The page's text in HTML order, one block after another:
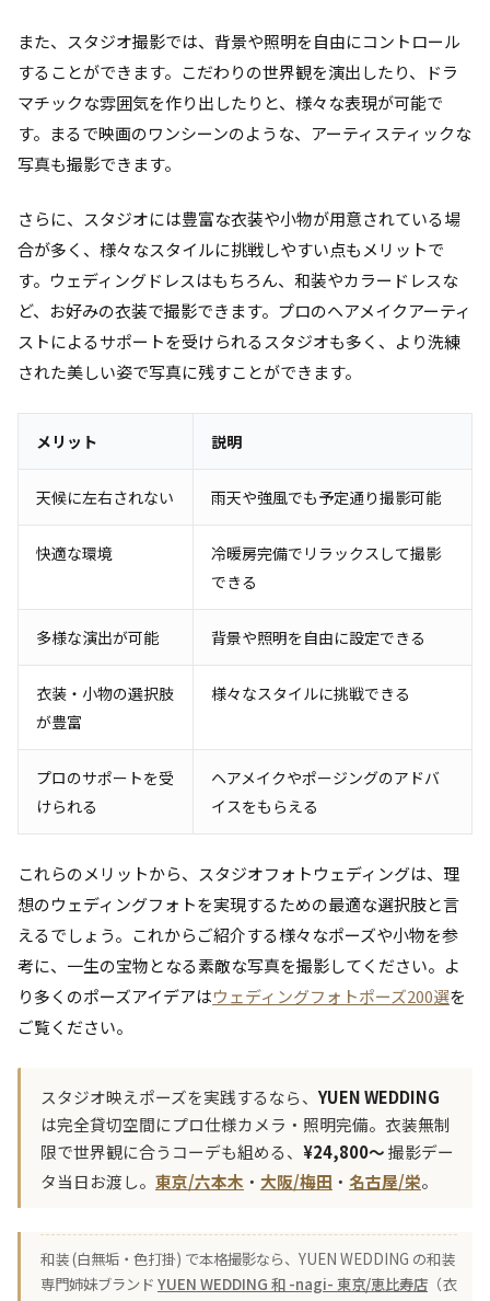
また、スタジオ撮影では、背景や照明を自由にコントロール
することができます。こだわりの世界観を演出したり、ドラ
マチックな雰囲気を作り出したりと、様々な表現が可能で
す。まるで映画のワンシーンのような、アーティスティックな
写真も撮影できます。
さらに、スタジオには豊富な衣装や小物が用意されている場
合が多く、様々なスタイルに挑戦しやすい点もメリットで
す。ウェディングドレスはもちろん、和装やカラードレスな
ど、お好みの衣装で撮影できます。プロのヘアメイクアーティ
ストによるサポートを受けられるスタジオも多く、より洗練
された美しい姿で写真に残すことができます。
メリット 説明
天候に左右されない 雨天や強風でも予定通り撮影可能
快適な環境
冷暖房完備でリラックスして撮影
できる
多様な演出が可能 背景や照明を自由に設定できる
衣装・小物の選択肢
が豊富
様々なスタイルに挑戦できる
プロのサポートを受
けられる
ヘアメイクやポージングのアドバ
イスをもらえる
これらのメリットから、スタジオフォトウェディングは、理
想のウェディングフォトを実現するための最適な選択肢と言
えるでしょう。これからご紹介する様々なポーズや小物を参
考に、一生の宝物となる素敵な写真を撮影してください。よ
り多くのポーズアイデアはウェディングフォトポーズ200選を
ご覧ください。
スタジオ映えポーズを実践するなら、 YUEN WEDDING
は完全貸切空間にプロ仕様カメラ・照明完備。衣装無制
限で世界観に合うコーデも組める、 ¥24,800〜撮影デー
タ当日お渡し。 東京/六本木 ・ 大阪/梅田 ・ 名古屋/栄。
和装 (白無垢・色打掛) で本格撮影なら、YUEN WEDDING の和装
専門姉妹ブランド YUEN WEDDING 和 -nagi- 東京/恵比寿店 （衣